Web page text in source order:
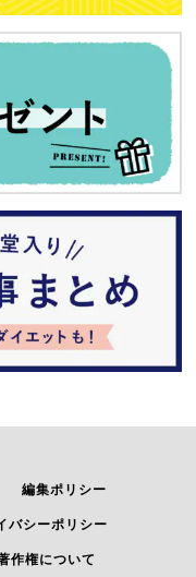
編集ポリシー
バシーポリシー
作権について